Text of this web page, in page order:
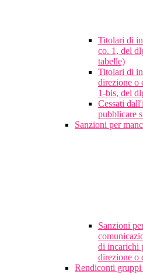
Titolari di
co. 1, del
tabelle)
Titolari di
direzione o
1-bis, del
Cessati
pubblicare
Sanzioni per
Sanzioni
di incarichi
direzione o
Rendiconti